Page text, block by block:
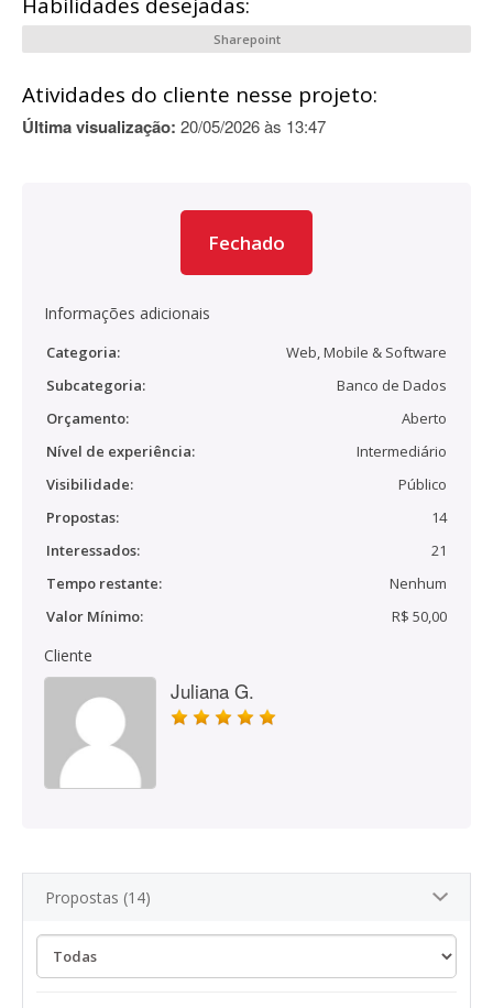
Sharepoint
Atividades do cliente nesse projeto:
Última visualização: 20/05/2026 às 13:47
Fechado
Informações adicionais
Categoria:
Web, Mobile & Software
Subcategoria:
Banco de Dados
Orçamento:
Aberto
Nível de experiência:
Intermediário
Visibilidade:
Público
Propostas:
14
Interessados:
21
Tempo restante:
Nenhum
Valor Mínimo:
R$ 50,00
Cliente
Juliana G.
Propostas (14)